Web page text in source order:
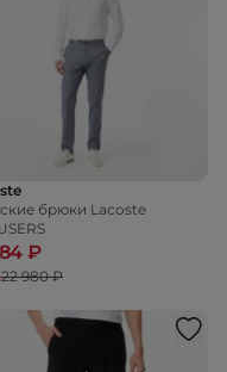
брюки Lacoste
₽
22 980 ₽